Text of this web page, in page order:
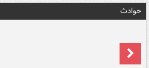
حوادث